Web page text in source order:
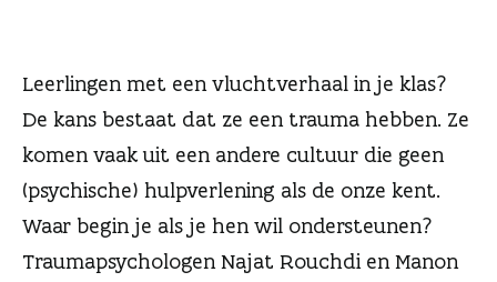
Leerlingen met een vluchtverhaal in je klas?
De kans bestaat dat ze een trauma hebben. Ze
komen vaak uit een andere cultuur die geen
(psychische) hulpverlening als de onze kent.
Waar begin je als je hen wil ondersteunen?
Traumapsychologen Najat Rouchdi en Manon